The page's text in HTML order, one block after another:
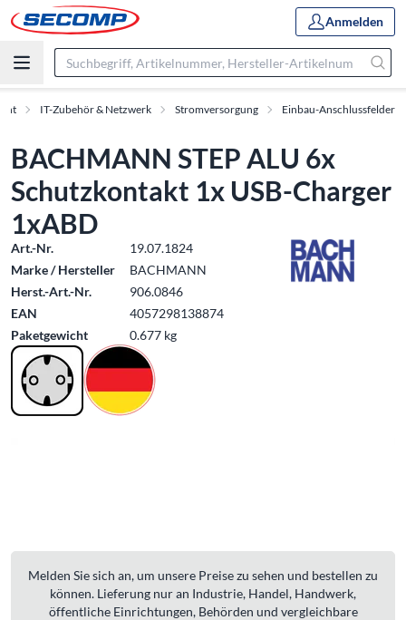
Anmelden
IT-Zubehör & Netzwerk Stromversorgung Einbau-Anschlussfelder
BACHMANN STEP ALU 6x
Schutzkontakt 1x USB-Charger
1xABD
Art.-Nr.
19.07.1824
Marke / Hersteller
BACHMANN
Herst.-Art.-Nr.
906.0846
EAN
4057298138874
Paketgewicht
0.677 kg
Melden Sie sich an, um unsere Preise zu sehen und bestellen zu
können. Lieferung nur an Industrie, Handel, Handwerk,
öffentliche Einrichtungen, Behörden und vergleichbare